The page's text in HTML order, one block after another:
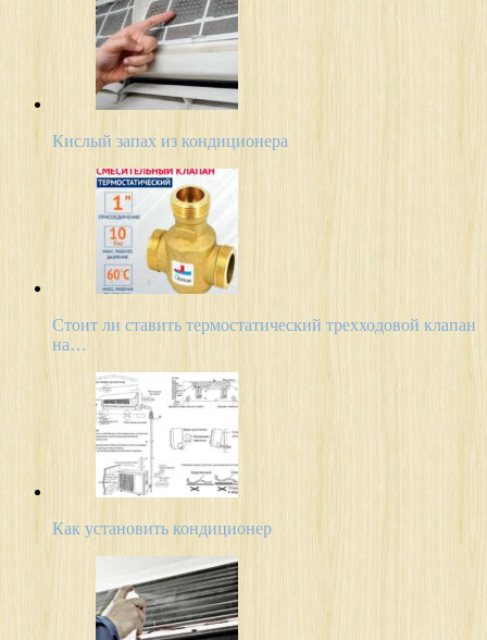
Кислый запах из кондиционера
Стоит ли ставить термостатический трехходовой клапан
на…
Как установить кондиционер